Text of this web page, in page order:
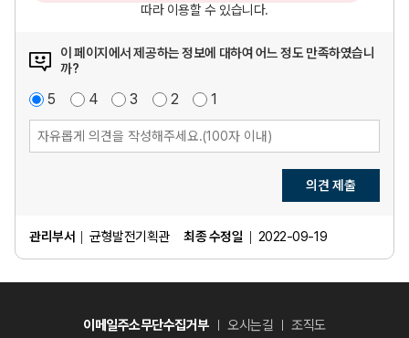
따라 이용할 수 있습니다.
이 페이지에서 제공하는 정보에 대하여 어느 정도 만족하였습니
까?
매
우
만
족
5
만
족
4점
보
통
3
불
만
족
2
매
우
불
만
1
의견 제출
관리부서 균형발전기획관 최종 수정일 2022-09-19
이메일주소무단수집거부 오시는길 조직도